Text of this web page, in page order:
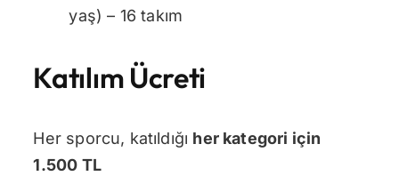
yaş) – 16 takım
Katılım Ücreti
Her sporcu, katıldığı her kategori için
1.500 TL